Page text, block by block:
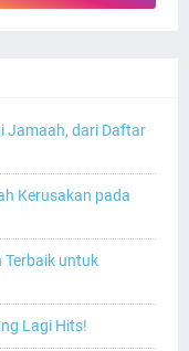
Jamaah, dari Daftar
Kerusakan pada
Terbaik untuk
Lagi Hits!